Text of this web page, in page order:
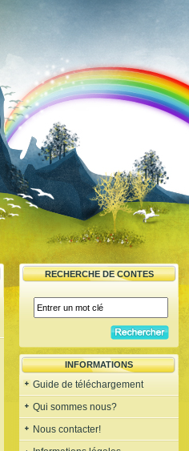
RECHERCHE DE CONTES
INFORMATIONS
Guide de téléchargement
Qui sommes nous?
Nous contacter!